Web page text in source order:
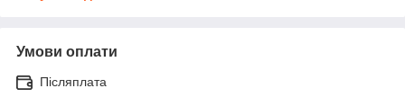
Умови оплати
Післяплата